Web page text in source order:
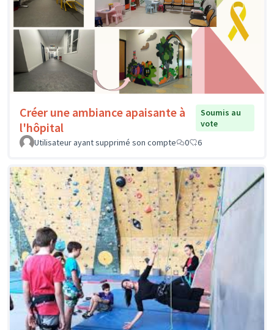
Créer une ambiance apaisante à
l'hôpital
Soumis au
vote
Utilisateur ayant supprimé son compte
0 6